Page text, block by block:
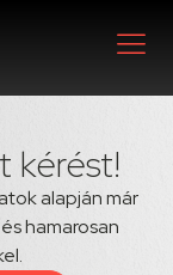
kérést!
alapján már
hamarosan